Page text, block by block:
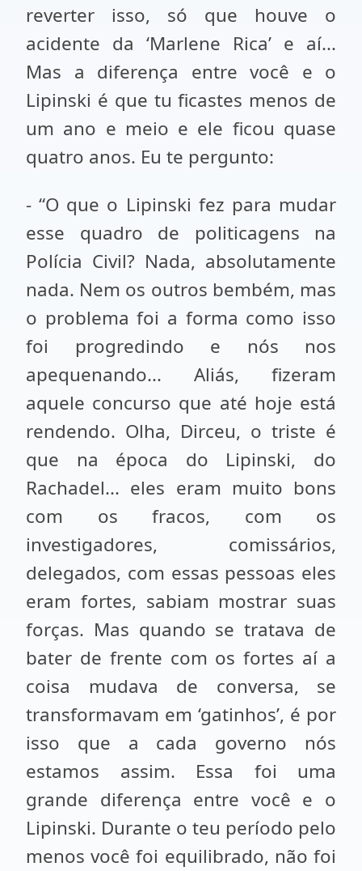
reverter isso, só que houve o
acidente da ‘Marlene Rica’ e aí...
Mas a diferença entre você e o
Lipinski é que tu ficastes menos de
um ano e meio e ele ficou quase
quatro anos. Eu te pergunto:
- “O que o Lipinski fez para mudar
esse quadro de politicagens na
Polícia Civil? Nada, absolutamente
nada. Nem os outros bembém, mas
o problema foi a forma como isso
foi progredindo e nós nos
apequenando... Aliás, fizeram
aquele concurso que até hoje está
rendendo. Olha, Dirceu, o triste é
que na época do Lipinski, do
Rachadel... eles eram muito bons
com os fracos, com os
investigadores, comissários,
delegados, com essas pessoas eles
eram fortes, sabiam mostrar suas
forças. Mas quando se tratava de
bater de frente com os fortes aí a
coisa mudava de conversa, se
transformavam em ‘gatinhos’, é por
isso que a cada governo nós
estamos assim. Essa foi uma
grande diferença entre você e o
Lipinski. Durante o teu período pelo
menos você foi equilibrado, não foi